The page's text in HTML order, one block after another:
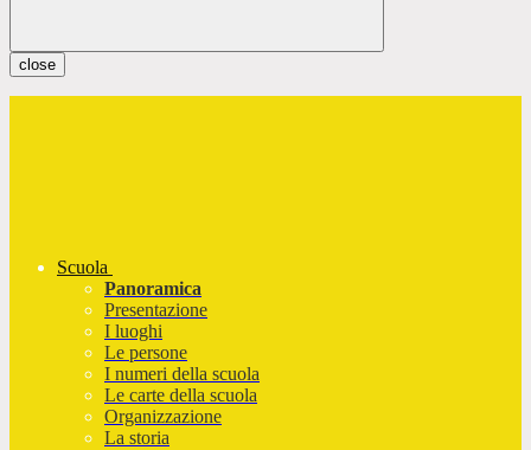
close
Scuola
Panoramica
Presentazione
I luoghi
Le persone
I numeri della scuola
Le carte della scuola
Organizzazione
La storia